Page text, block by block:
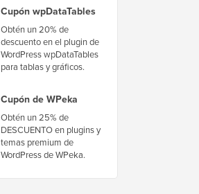
Cupón wpDataTables
Obtén un 20% de
descuento en el plugin de
WordPress wpDataTables
para tablas y gráficos.
Cupón de WPeka
Obtén un 25% de
DESCUENTO en plugins y
temas premium de
WordPress de WPeka.